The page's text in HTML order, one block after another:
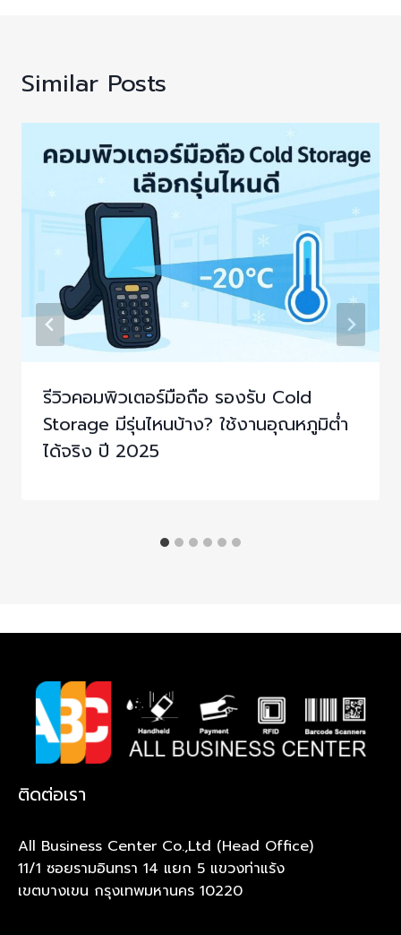
Similar Posts
รีวิวคอมพิวเตอร์มือถือ รองรับ Cold
Storage มีรุ่นไหนบ้าง? ใช้งานอุณหภูมิต่ำ
ได้จริง ปี 2025
ติดต่อเรา
All Business Center Co.,Ltd (Head Office)
11/1 ซอยรามอินทรา 14 แยก 5 แขวงท่าแร้ง
เขตบางเขน กรุงเทพมหานคร 10220